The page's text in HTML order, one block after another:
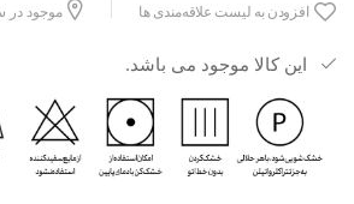
مزایا: سبک، لطیف، تنفس‌پذیر، راحت در
کاربرد: باشگاه، تمرینات سبک، حرکات کششی،
افزودن به لیست علاقه‌مندی ها موجود
این کالا موجود می باشد.